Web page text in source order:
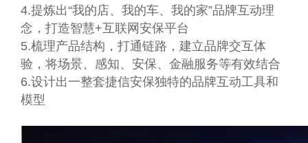
4.提炼出“我的店、我的车、我的家”品牌互动理
念，打造智慧+互联网安保平台
5.梳理产品结构，打通链路，建立品牌交互体
验，将场景、感知、安保、金融服务等有效结合
6.设计出一整套捷信安保独特的品牌互动工具和
模型